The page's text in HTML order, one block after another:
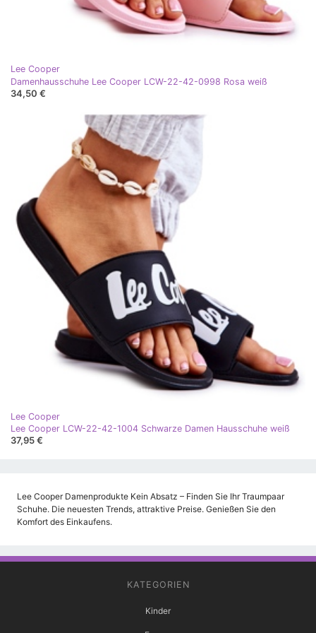
Lee Cooper
Damenhausschuhe Lee Cooper LCW-22-42-0998 Rosa weiß
34,50 €
Lee Cooper
Lee Cooper LCW-22-42-1004 Schwarze Damen Hausschuhe weiß
37,95 €
Lee Cooper Damenprodukte Kein Absatz – Finden Sie Ihr Traumpaar
Schuhe. Die neuesten Trends, attraktive Preise. Genießen Sie den
Komfort des Einkaufens.
KATEGORIEN
Kinder